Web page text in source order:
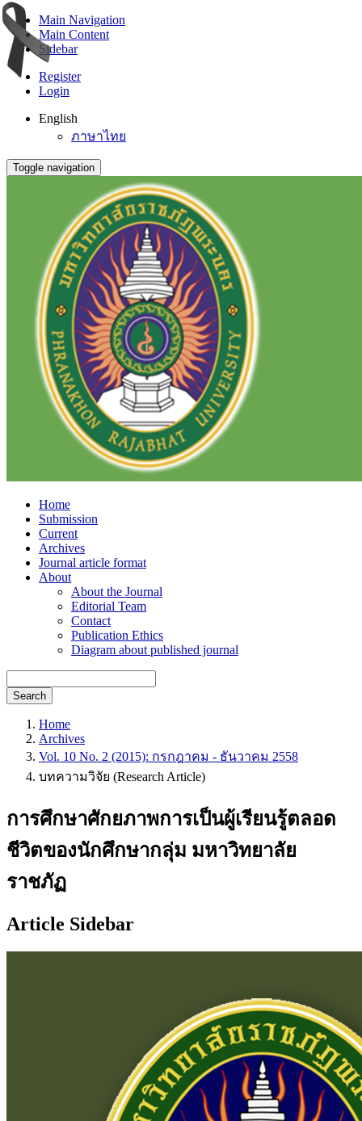
Main Navigation
Main Content
Sidebar
Register
Login
English
ภาษาไทย
Toggle navigation
Home
Submission
Current
Archives
Journal article format
About
About the Journal
Editorial Team
Contact
Publication Ethics
Diagram about published journal
Search
Home
Archives
Vol. 10 No. 2 (2015): กรกฎาคม - ธันวาคม 2558
บทความวิจัย (Research Article)
การศึกษาศักยภาพการเป็นผู้เรียนรู้ตลอด
ชีวิตของนักศึกษากลุ่ม มหาวิทยาลัย
ราชภัฏ
Article Sidebar